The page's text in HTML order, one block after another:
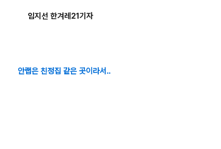
임지선 한겨레21기자
안랩은 친정집 같은 곳이라서..